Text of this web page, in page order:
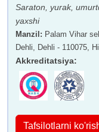
Saraton, yurak,
yaxshi
Manzil : Palam Vihar
Dehli, Dehli - 110075,
Akkreditatsiya:
Tafsilotlarni